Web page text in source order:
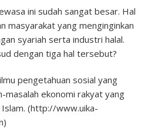
ini sudah sangat besar. Hal
masyarakat yang menginginkan
syariah serta industri halal.
dengan tiga hal tersebut?
pengetahuan sosial yang
masalah ekonomi rakyat yang
Islam. (http://www.uika-